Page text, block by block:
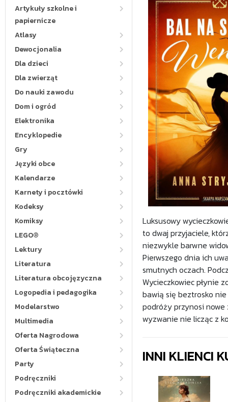
Artykuły szkolne i
papiernicze
Atlasy
Dewocjonalia
Dla dzieci
Dla zwierząt
Do nauki zawodu
Dom i ogród
Elektronika
Encyklopedie
Gry
Języki obce
Kalendarze
Karnety i pocztówki
Kodeksy
Komiksy
LEGO®
Lektury
Literatura
Literatura obcojęzyczna
Logopedia i pedagogika
Modelarstwo
Multimedia
Oferta Nagrodowa
Oferta Świąteczna
Party
Podręczniki
Podręczniki akademickie
Luksusowy
to dwaj przyjaciele,
niezwykle barwne
Pierwszego dnia ich
smutnych oczach.
Wycieczkowiec płynie
bawią się beztrosko
podróży przynosi
wyzwanie nie licząc z
INNI KLIENCI